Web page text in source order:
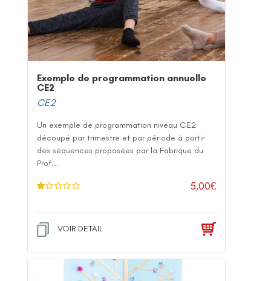
Exemple de programmation annuelle
CE2
CE2
Un exemple de programmation niveau CE2
découpé par trimestre et par période à partir
des séquences proposées par la Fabrique du
Prof...
.0
5,00€
VOIR DETAIL